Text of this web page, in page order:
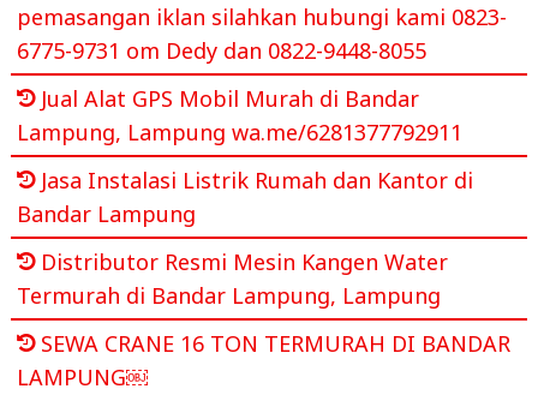
pemasangan iklan silahkan hubungi kami 0823-
6775-9731 om Dedy dan 0822-9448-8055
Jual Alat GPS Mobil Murah di Bandar
Lampung, Lampung wa.me/6281377792911
Jasa Instalasi Listrik Rumah dan Kantor di
Bandar Lampung
Distributor Resmi Mesin Kangen Water
Termurah di Bandar Lampung, Lampung
SEWA CRANE 16 TON TERMURAH DI BANDAR
LAMPUNG￼